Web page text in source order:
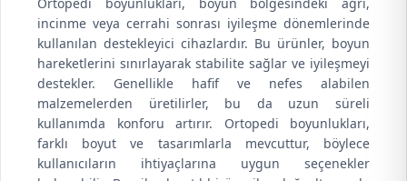
incinme veya cerrahi sonrası iyileşme dönemlerinde
kullanılan destekleyici cihazlardır. Bu ürünler, boyun
hareketlerini sınırlayarak stabilite sağlar ve iyileşmeyi
destekler. Genellikle hafif ve nefes alabilen
malzemelerden üretilirler, bu da uzun süreli
kullanımda konforu artırır. Ortopedi boyunlukları,
farklı boyut ve tasarımlarla mevcuttur, böylece
kullanıcıların ihtiyaçlarına uygun seçenekler